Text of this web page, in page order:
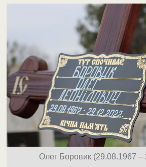
Олег Боровик (29.08.1967 –